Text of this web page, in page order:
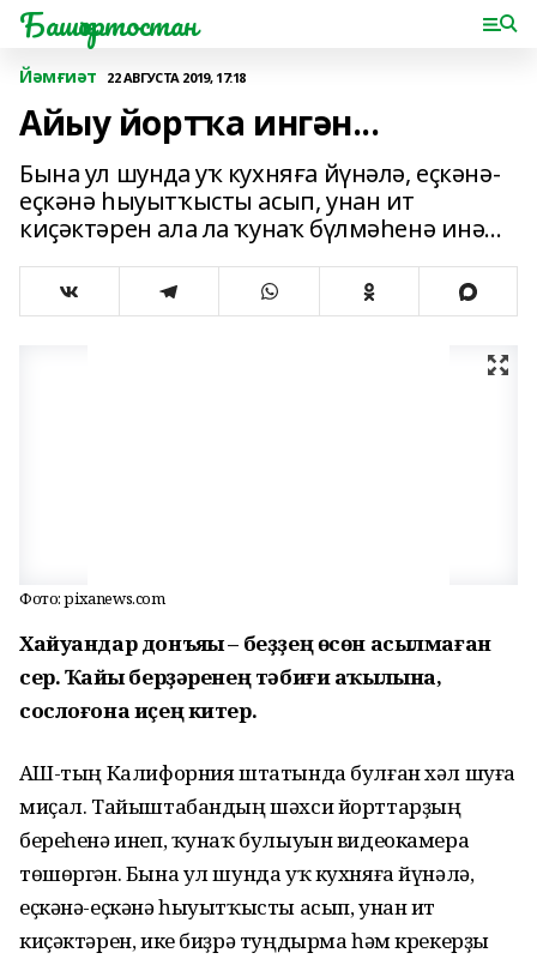
Башҡортостан
Йәмғиәт 22 АВГУСТА 2019, 17:18
Айыу йортҡа ингән...
Бына ул шунда уҡ кухняға йүнәлә, еҫкәнә-
еҫкәнә һыуытҡысты асып, унан ит
киҫәктәрен ала ла ҡунаҡ бүлмәһенә инә...
Фото: pixanews.com
Хайуандар донъяһы – беҙҙең өсөн асылмаған
сер. Ҡайһы берҙәренең тәбиғи аҡылына,
сослоғона иҫең китер.
АҠШ-тың Калифорния штатында булған хәл шуға
миҫал. Тайыштабандың шәхси йорттарҙың
береһенә инеп, ҡунаҡ булыуын видеокамера
төшөргән. Бына ул шунда уҡ кухняға йүнәлә,
еҫкәнә-еҫкәнә һыуытҡысты асып, унан ит
киҫәктәрен, ике биҙрә туңдырма һәм крекерҙы